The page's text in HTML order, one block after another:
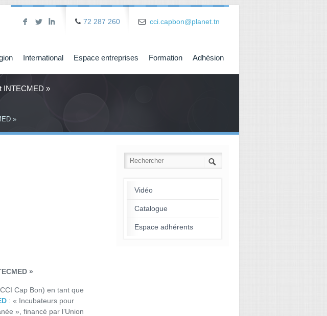
F L I 72 287 260 cci.capbon@planet.tn
International Espace entreprises Formation Adhésion
INTECMED »
»
»
Cap Bon) en tant que
: « Incubateurs pour
», financé par l’Union
Vidéo
Catalogue
Espace adhérents